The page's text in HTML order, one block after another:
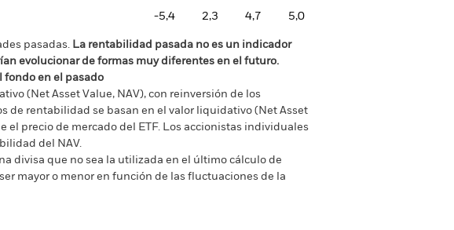
-5,4 2,3 4,7 5,0
pasadas. La rentabilidad pasada no es un indicador
evolucionar de formas muy diferentes en el futuro.
fondo en el pasado
(Net Asset Value, NAV), con reinversión de los
de rentabilidad se basan en el valor liquidativo (Net Asset
el precio de mercado del ETF. Los accionistas individuales
del NAV.
divisa que no sea la utilizada en el último cálculo de
mayor o menor en función de las fluctuaciones de la